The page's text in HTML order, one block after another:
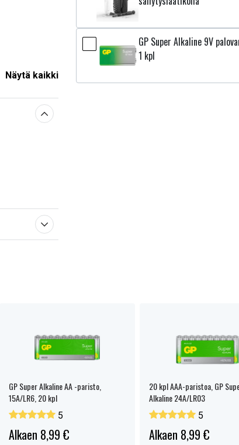
Näytä kaikki
GP Super Alkaline 9V
1 kpl
GP Super Alkaline AA -paristo,
15A/LR6, 20 kpl
5
Alkaen 8,99 €
20 kpl AAA-paristoa, GP
Alkaline 24A/LR03
5
Alkaen 8,99 €